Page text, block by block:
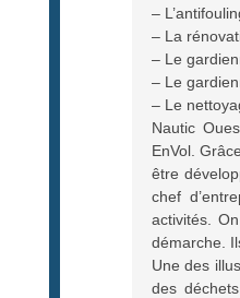
–
– La
– Le
– Le
– Le
Nautic
EnVol.
être
chef
activités.
démarche.
Une des
des